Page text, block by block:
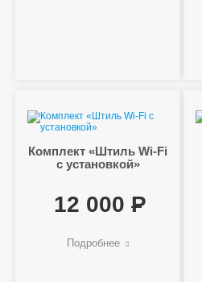
Комплект «Штиль Wi-Fi
с установкой»
12 000
Подробнее